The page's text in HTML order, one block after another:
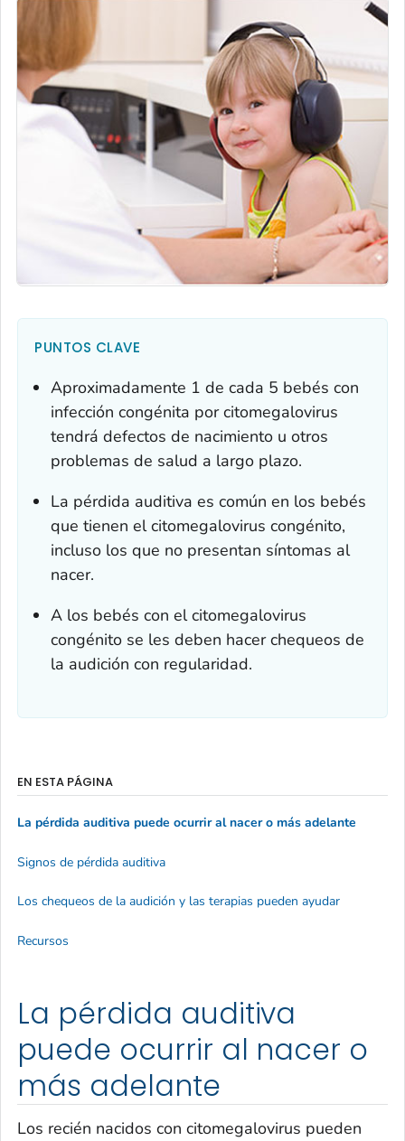
PUNTOS CLAVE
Aproximadamente 1 de cada 5 bebés con
infección congénita por citomegalovirus
tendrá defectos de nacimiento u otros
problemas de salud a largo plazo.
La pérdida auditiva es común en los bebés
que tienen el citomegalovirus congénito,
incluso los que no presentan síntomas al
nacer.
A los bebés con el citomegalovirus
congénito se les deben hacer chequeos de
la audición con regularidad.
La pérdida auditiva
puede ocurrir al nacer o
más adelante
Los recién nacidos con citomegalovirus pueden
EN ESTA PÁGINA
La pérdida auditiva puede ocurrir al nacer o más adelante
Signos de pérdida auditiva
Los chequeos de la audición y las terapias pueden ayudar
Recursos